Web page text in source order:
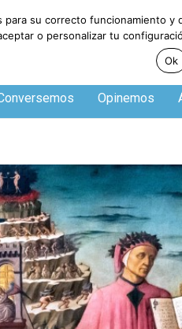
Opinemos
para su correcto funcionamiento
o personalizar tu
Ok